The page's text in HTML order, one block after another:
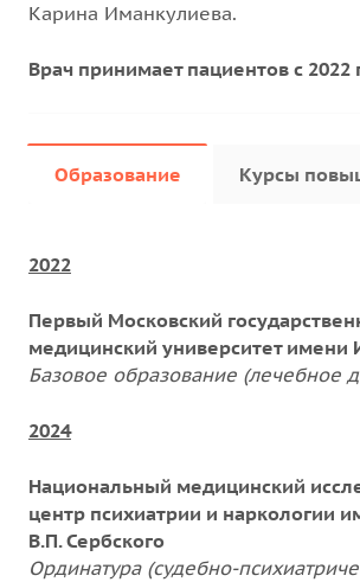
Карина Иманкулиева.
Врач принимает пациентов с 2022
Образование Курсы
2022
Первый Московский
медицинский университет имени
Базовое образование (лечебное
2024
Национальный медицинский
центр психиатрии и наркологии
В.П. Сербского
Ординатура (cудебно-